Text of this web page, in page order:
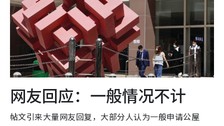
网友回应：一般情况不计
帖文引来大量网友回复，大部分人认为一般申请公屋